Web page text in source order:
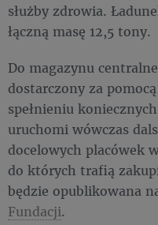
służby zdrowia.
łączną masę 12,5 tony.
Do magazynu
dostarczony za
spełnieniu
uruchomi wówczas
docelowych placówek
do których trafią
będzie opublikowana
Fundacji.